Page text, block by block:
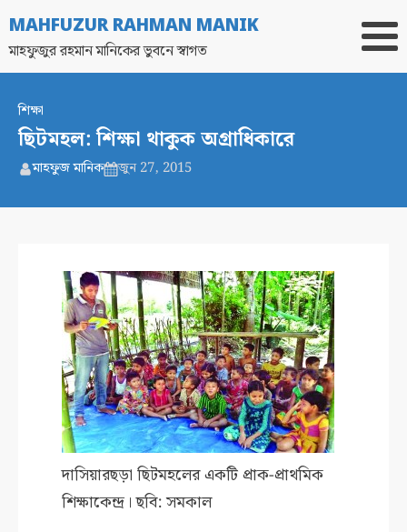
MAHFUZUR RAHMAN MANIK
মাহফুজুর রহমান মানিকের ভুবনে স্বাগত
শিক্ষা
ছিটমহল: শিক্ষা থাকুক অগ্রাধিকারে
মাহফুজ মানিক জুন 27, 2015
দাসিয়ারছড়া ছিটমহলের একটি প্রাক-প্রাথমিক
শিক্ষাকেন্দ্র। ছবি: সমকাল